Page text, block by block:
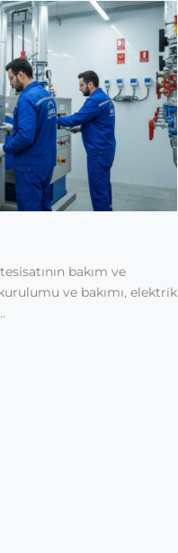
bakım ve
ve bakımı, elektrik